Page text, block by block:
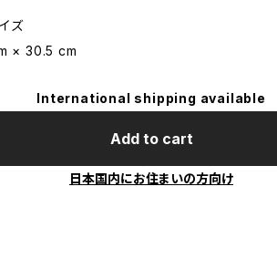
ズ
× 30.5 cm
International shipping available
Add to cart
日本国内にお住まいの方向け